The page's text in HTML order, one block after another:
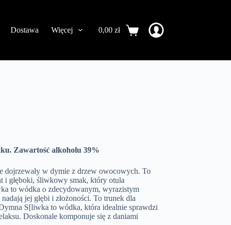
Dostawa Więcej Koszyk
0,00zł
Zawartość alkoholu 39%
dojrzewały w dymie z drzew owocowych. To
i głęboki, śliwkowy smak, który otula
to wódka o zdecydowanym, wyrazistym
jej głębi i złożoności. To trunek dla
S[liwka to wódka, która idealnie sprawdzi
Doskonale komponuje się z daniami